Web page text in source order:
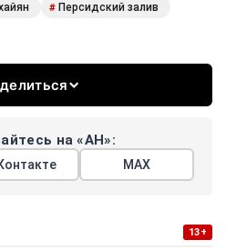
# Персидский залив
на «АН»:
МАХ
13+